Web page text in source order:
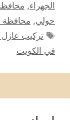
الجهراء,
حولي, محافظة
الوسوم
تركيب
في الكويت